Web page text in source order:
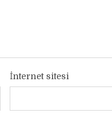
İnternet sitesi